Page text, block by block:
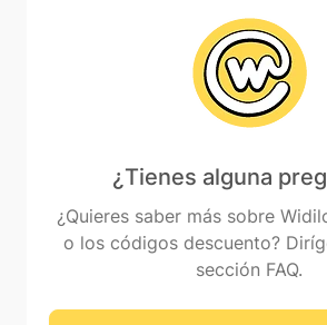
¿Tienes alguna
¿Quieres saber más sobre
o los códigos descuento?
sección FAQ.